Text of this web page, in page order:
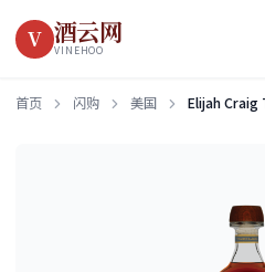
V 酒云网
VINEHOO
首页 闪购 美国